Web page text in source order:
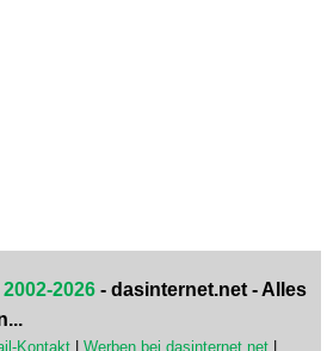
2026 - dasinternet.net - Alles
Kontakt Werben bei dasinternet.net